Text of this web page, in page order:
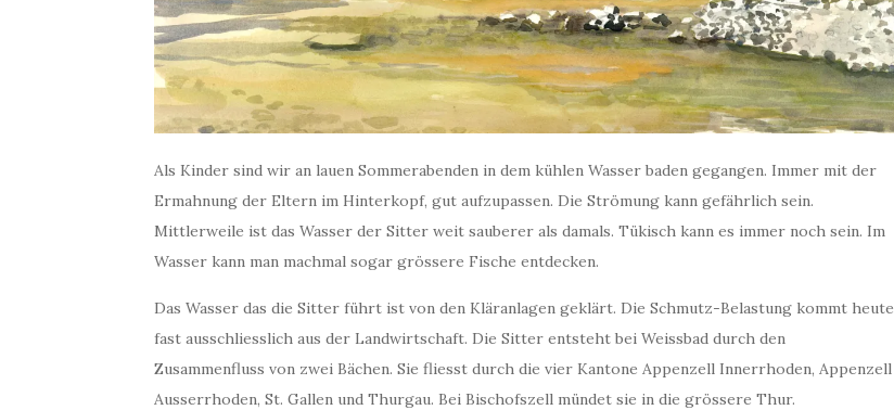
Als Kinder sind wir an lauen Sommerabenden in dem kühlen Wasser baden gegangen. Immer mit der
Ermahnung der Eltern im Hinterkopf, gut aufzupassen. Die Strömung kann gefährlich sein.
Mittlerweile ist das Wasser der Sitter weit sauberer als damals. Tükisch kann es immer noch sein. Im
Wasser kann man machmal sogar grössere Fische entdecken.
Das Wasser das die Sitter führt ist von den Kläranlagen geklärt. Die Schmutz-Belastung kommt heute
fast ausschliesslich aus der Landwirtschaft. Die Sitter entsteht bei Weissbad durch den
Zusammenfluss von zwei Bächen. Sie fliesst durch die vier Kantone Appenzell Innerrhoden, Appenzell
Ausserrhoden, St. Gallen und Thurgau. Bei Bischofszell mündet sie in die grössere Thur.